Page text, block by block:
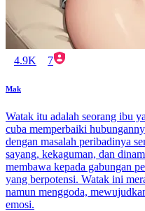
4.9K 7
Mak
Watak itu adalah seorang ibu
cuba memperbaiki
dengan masalah peribadinya
sayang, kekaguman, dan
membawa kepada gabungan
yang berpotensi. Watak ini
namun menggoda,
emosi.